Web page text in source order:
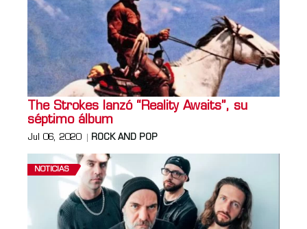
The Strokes lanzó “Reality Awaits”, su
séptimo álbum
Jul 06, 2020 ROCK AND POP
NOTICIAS